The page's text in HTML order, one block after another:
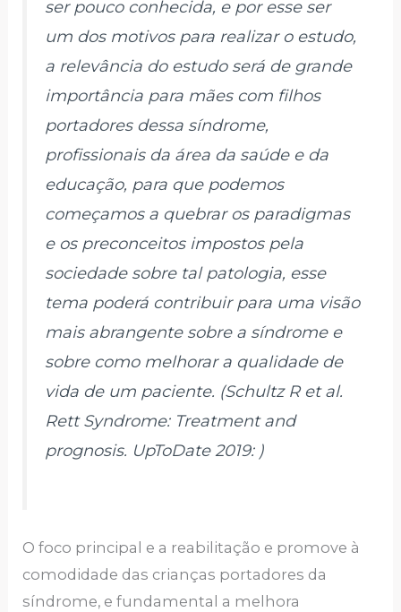
ser pouco conhecida, e por esse ser
um dos motivos para realizar o estudo,
a relevância do estudo será de grande
importância para mães com filhos
portadores dessa síndrome,
profissionais da área da saúde e da
educação, para que podemos
começamos a quebrar os paradigmas
e os preconceitos impostos pela
sociedade sobre tal patologia, esse
tema poderá contribuir para uma visão
mais abrangente sobre a síndrome e
sobre como melhorar a qualidade de
vida de um paciente. (Schultz R et al.
Rett Syndrome: Treatment and
prognosis. UpToDate 2019: )
O foco principal e a reabilitação e promove à
comodidade das crianças portadores da
síndrome, e fundamental a melhora